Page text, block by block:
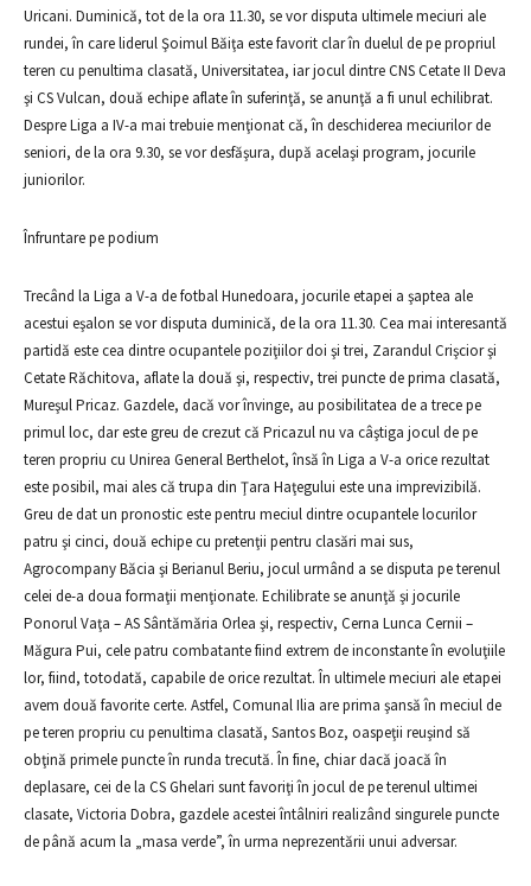
Uricani. Duminică, tot de la ora 11.30, se vor disputa ultimele meciuri ale
rundei, în care liderul Şoimul Băiţa este favorit clar în duelul de pe propriul
teren cu penultima clasată, Universitatea, iar jocul dintre CNS Cetate II Deva
şi CS Vulcan, două echipe aflate în suferinţă, se anunţă a fi unul echilibrat.
Despre Liga a IV-a mai trebuie menţionat că, în deschiderea meciurilor de
seniori, de la ora 9.30, se vor desfăşura, după acelaşi program, jocurile
juniorilor.
Înfruntare pe podium
Trecând la Liga a V-a de fotbal Hunedoara, jocurile etapei a şaptea ale
acestui eşalon se vor disputa duminică, de la ora 11.30. Cea mai interesantă
partidă este cea dintre ocupantele poziţiilor doi şi trei, Zarandul Crişcior şi
Cetate Răchitova, aflate la două şi, respectiv, trei puncte de prima clasată,
Mureşul Pricaz. Gazdele, dacă vor învinge, au posibilitatea de a trece pe
primul loc, dar este greu de crezut că Pricazul nu va câştiga jocul de pe
teren propriu cu Unirea General Berthelot, însă în Liga a V-a orice rezultat
este posibil, mai ales că trupa din Ţara Haţegului este una imprevizibilă.
Greu de dat un pronostic este pentru meciul dintre ocupantele locurilor
patru şi cinci, două echipe cu pretenţii pentru clasări mai sus,
Agrocompany Băcia şi Berianul Beriu, jocul urmând a se disputa pe terenul
celei de-a doua formaţii menţionate. Echilibrate se anunţă şi jocurile
Ponorul Vaţa – AS Sântămăria Orlea şi, respectiv, Cerna Lunca Cernii –
Măgura Pui, cele patru combatante fiind extrem de inconstante în evoluţiile
lor, fiind, totodată, capabile de orice rezultat. În ultimele meciuri ale etapei
avem două favorite certe. Astfel, Comunal Ilia are prima şansă în meciul de
pe teren propriu cu penultima clasată, Santos Boz, oaspeţii reuşind să
obţină primele puncte în runda trecută. În fine, chiar dacă joacă în
deplasare, cei de la CS Ghelari sunt favoriţi în jocul de pe terenul ultimei
clasate, Victoria Dobra, gazdele acestei întâlniri realizând singurele puncte
de până acum la „masa verde”, în urma neprezentării unui adversar.